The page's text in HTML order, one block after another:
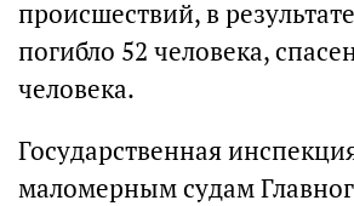
происшествий, в
погибло 52 человека,
человека.
Государственная
маломерным судам